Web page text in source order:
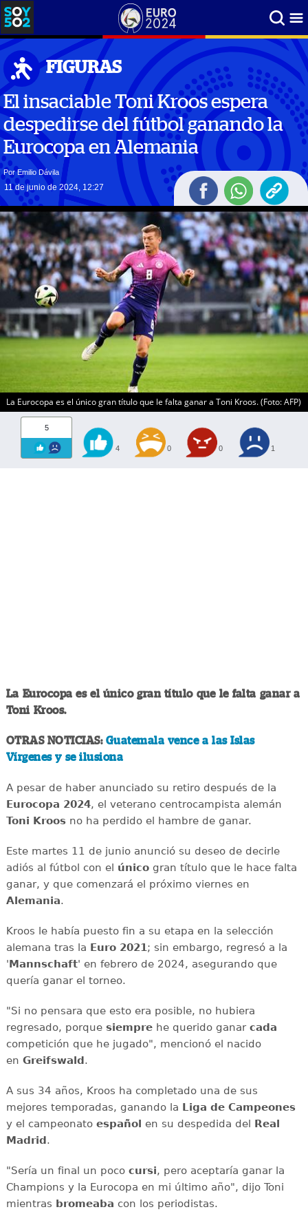
FIGURAS
El insaciable Toni Kroos espera
despedirse del fútbol ganando la
Eurocopa en Alemania
Por Emilio Dávila
11 de junio de 2024, 12:27
La Eurocopa es el único gran título que le falta ganar a Toni Kroos. (Foto: AFP)
5
4 0 0 1
La Eurocopa es el único gran título que le falta ganar a
Toni Kroos.
OTRAS NOTICIAS:Guatemala vence a las Islas
Vírgenes y se ilusiona
A pesar de haber anunciado su retiro después de la
Eurocopa 2024, el veterano centrocampista alemán
Toni Kroosno ha perdido el hambre de ganar.
Este martes 11 de junio anunció su deseo de decirle
adiós al fútbol con el únicogran título que le hace falta
ganar, y que comenzará el próximo viernes en
Alemania.
Kroos le había puesto fin a su etapa en la selección
alemana tras la Euro 2021; sin embargo, regresó a la
'Mannschaft' en febrero de 2024, asegurando que
quería ganar el torneo.
"Si no pensara que esto era posible, no hubiera
regresado, porque siemprehe querido ganar cada
competición que he jugado", mencionó el nacido
en Greifswald.
A sus 34 años, Kroos ha completado una de sus
mejores temporadas, ganando la Liga de Campeones
y el campeonato español en su despedida del Real
Madrid.
"Sería un final un poco cursi, pero aceptaría ganar la
Champions y la Eurocopa en mi último año", dijo Toni
mientras bromeaba con los periodistas.